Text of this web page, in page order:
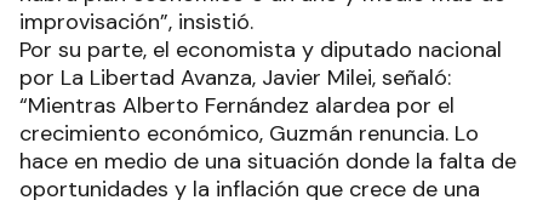
improvisación”, insistió.
Por su parte, el economista y diputado nacional
por La Libertad Avanza, Javier Milei, señaló:
“Mientras Alberto Fernández alardea por el
crecimiento económico, Guzmán renuncia. Lo
hace en medio de una situación donde la falta de
oportunidades y la inflación que crece de una